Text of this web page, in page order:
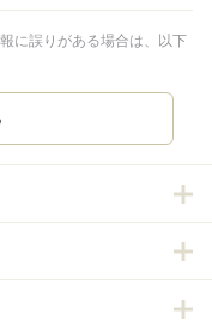
に誤りがある場合は、以下